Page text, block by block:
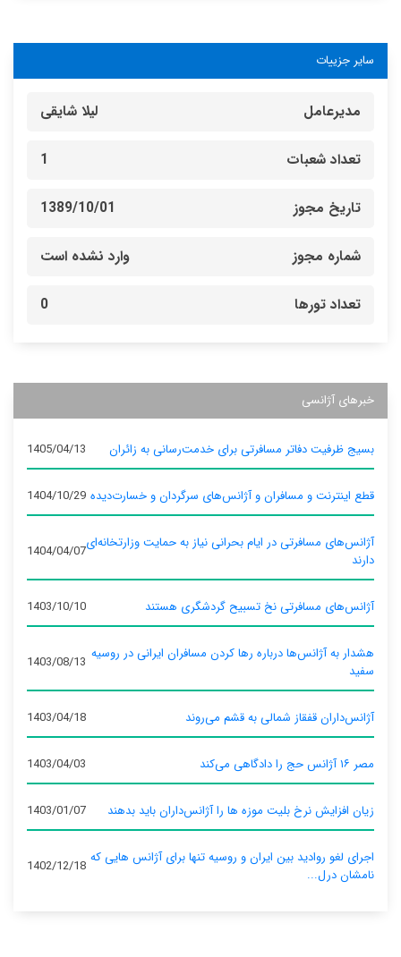
سایر جزییات
مدیرعامل لیلا شایقی
تعداد شعبات 1
تاریخ مجوز 1389/10/01
شماره مجوز وارد نشده است
تعداد تورها 0
خبرهای آژانسی
بسیج ظرفیت دفاتر مسافرتی برای خدمت‌رسانی به زائران 1405/04/13
قطع اینترنت و مسافران و آژانس‌های سرگردان و خسارت‌دیده 1404/10/29
آژانس‌های مسافرتی در ایام بحرانی نیاز به حمایت وزارتخانه‌ای
دارند
1404/04/07
آژانس‌های مسافرتی نخ تسبیح گردشگری هستند 1403/10/10
هشدار به آژانس‌ها درباره رها کردن مسافران ایرانی در روسیه
سفید
1403/08/13
آژانس‌داران قفقاز شمالی به قشم می‌روند 1403/04/18
مصر ۱۶ آژانس حج را دادگاهی می‌کند 1403/04/03
زیان افزایش نرخ بلیت موزه ها را آژانس‌داران باید بدهند 1403/01/07
اجرای لغو روادید بین ایران و روسیه تنها برای آژانس‌ هایی که
نامشان درل...
1402/12/18